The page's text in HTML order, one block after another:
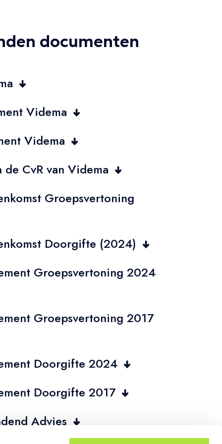
documenten
Videma
Videma
de CvR van Videma
Groepsvertoning
Doorgifte (2024)
Groepsvertoning 2024
Groepsvertoning 2017
Doorgifte 2024
Doorgifte 2017
Advies